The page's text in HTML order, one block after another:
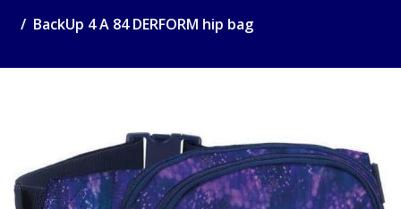
BackUp 4 A 84 DERFORM hip bag